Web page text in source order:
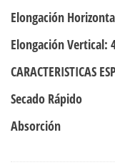
Elongación
Elongación Vertical:
CARACTERISTICAS
Secado Rápido
Absorción